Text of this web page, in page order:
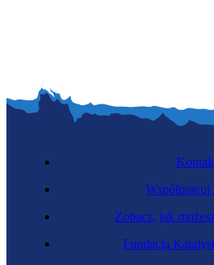
Hutniczka dmuchaczka szkła
Współpracuj
Zobacz, jak
Fundacja